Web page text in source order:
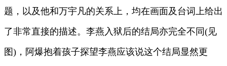
题，以及他和万宇凡的关系上，均在画面及台词上给出
了非常直接的描述。李燕入狱后的结局亦完全不同(见
图)，阿爆抱着孩子探望李燕应该说这个结局显然更